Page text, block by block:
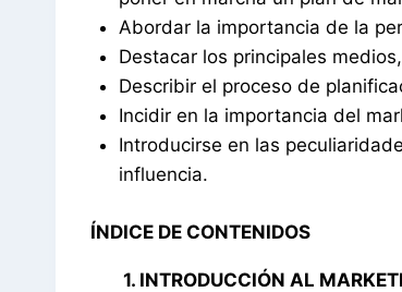
Abordar la importancia de la
Destacar los principales
Describir el proceso de
Incidir en la importancia del
Introducirse en las
influencia.
ÍNDICE DE CONTENIDOS
1. INTRODUCCIÓN AL